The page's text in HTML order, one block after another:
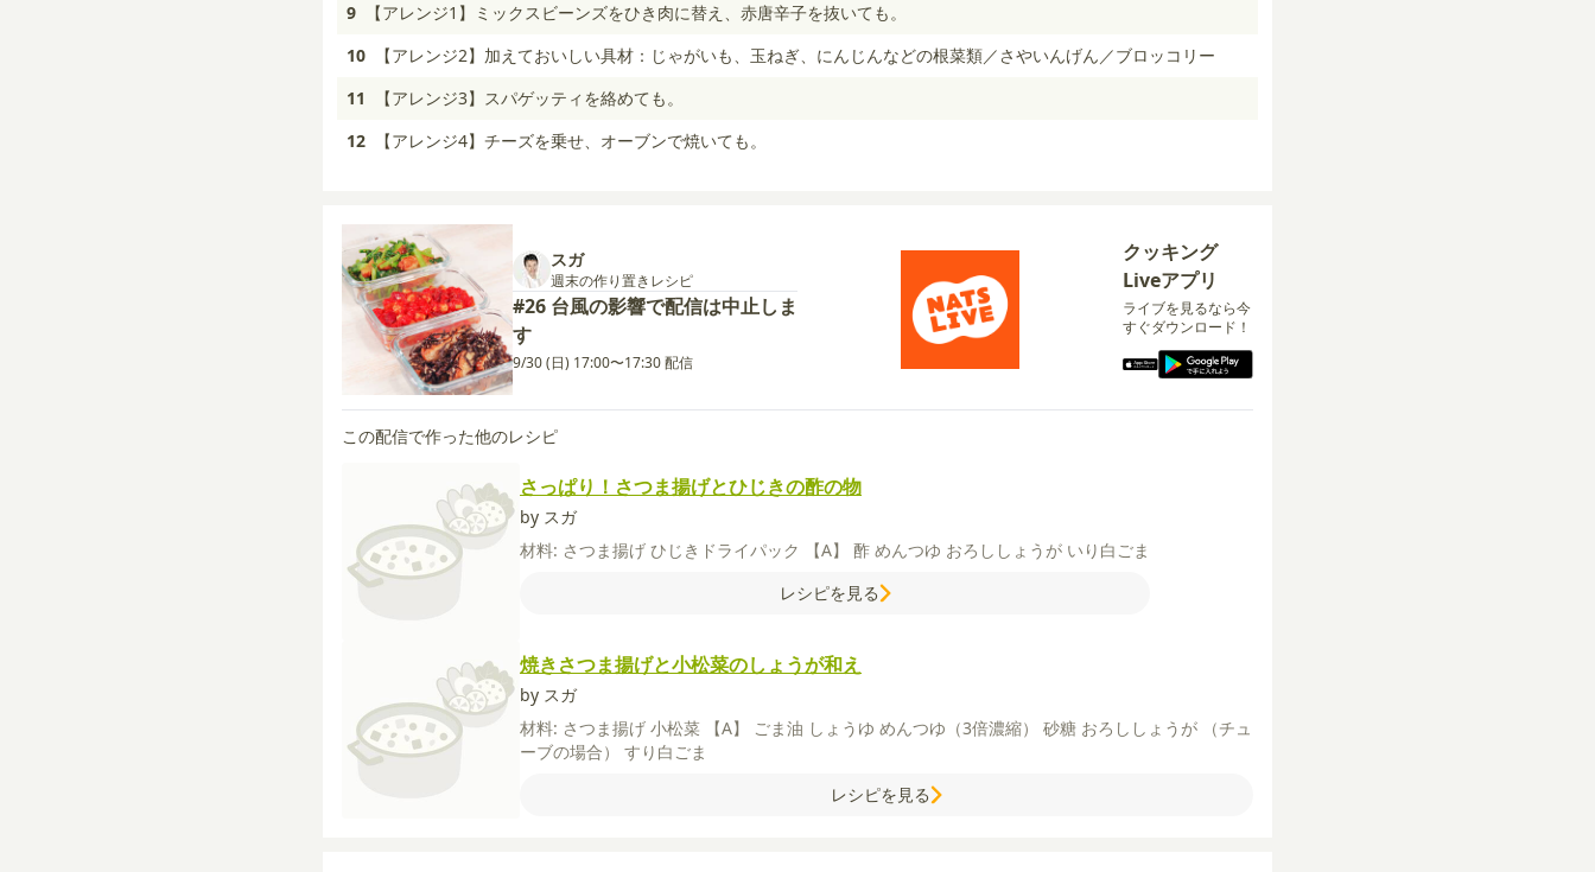
9
【アレンジ1】ミックスビーンズをひき肉に替え、赤唐辛子を抜いても。
10
【アレンジ2】加えておいしい具材：じゃがいも、玉ねぎ、にんじんなどの根菜類／さやいんげん／ブロッコリー
11
【アレンジ3】スパゲッティを絡めても。
12
【アレンジ4】チーズを乗せ、オーブンで焼いても。
スガ
週末の作り置きレシピ
#26 台風の影響で配信は中止しま
す
9/30 (日) 17:00〜17:30 配信
クッキング
Liveアプリ
ライブを見るなら今
すぐダウンロード！
この配信で作った他のレシピ
さっぱり！さつま揚げとひじきの酢の物
by スガ
材料: さつま揚げ ひじきドライパック 【A】 酢 めんつゆ おろししょうが いり白ごま
レシピを見る
焼きさつま揚げと小松菜のしょうが和え
by スガ
材料: さつま揚げ 小松菜 【A】 ごま油 しょうゆ めんつゆ（3倍濃縮） 砂糖 おろししょうが
（チュ
ーブの場合） すり白ごま
レシピを見る